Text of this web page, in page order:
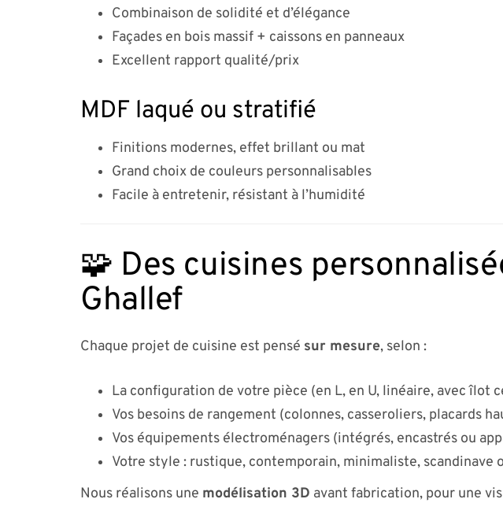
Combinaison de solidité et d’élégance
Façades en bois massif + caissons en panneaux
Excellent rapport qualité/prix
MDF laqué ou stratifié
Finitions modernes, effet brillant ou mat
Grand choix de couleurs personnalisables
Facile à entretenir, résistant à l’humidité
🧩 Des cuisines
Ghallef
Chaque projet de cuisine est pensé sur mesure, selon :
La configuration de votre pièce (en L, en U, linéaire, avec îlot
Vos besoins de rangement (colonnes, casseroliers, placards
Vos équipements électroménagers (intégrés, encastrés ou
Votre style : rustique, contemporain, minimaliste, scandinave
Nous réalisons une modélisation 3D avant fabrication, pour une